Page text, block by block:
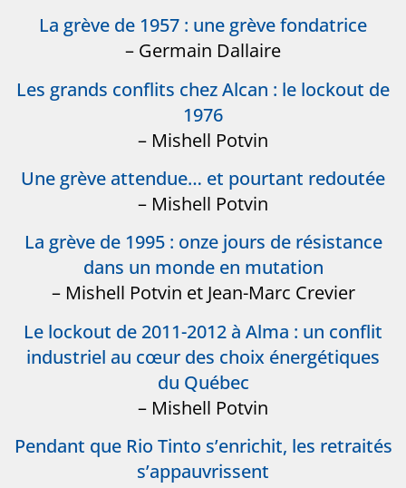
La grève de 1957 : une grève fondatrice
– Germain Dallaire
Les grands conflits chez Alcan : le lockout de
1976
– Mishell Potvin
Une grève attendue… et pourtant redoutée
– Mishell Potvin
La grève de 1995 : onze jours de résistance
dans un monde en mutation
– Mishell Potvin et Jean-Marc Crevier
Le lockout de 2011-2012 à Alma : un conflit
industriel au cœur des choix énergétiques
du Québec
– Mishell Potvin
Pendant que Rio Tinto s’enrichit, les retraités
s’appauvrissent